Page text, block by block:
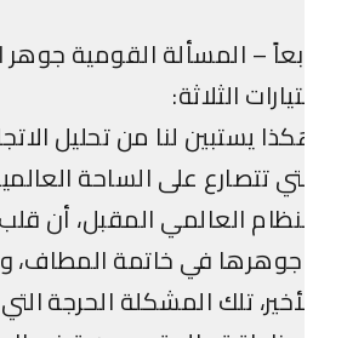
– المسألة القومية جوهر
الثلاثة:
يستبين لنا من تحليل
تتصارع على الساحة العالمية
العالمي المقبل، أن قلب
في خاتمة المطاف، وعند
تلك المشكلة الحرجة التي